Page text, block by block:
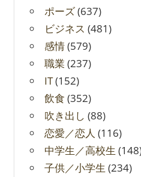
ポーズ(637)
ビジネス (481)
感情(579)
職業 (237)
IT(152)
飲食 (352)
吹き出し (88)
恋愛／恋人 (116)
中学生／高校生
子供／小学生 (234)